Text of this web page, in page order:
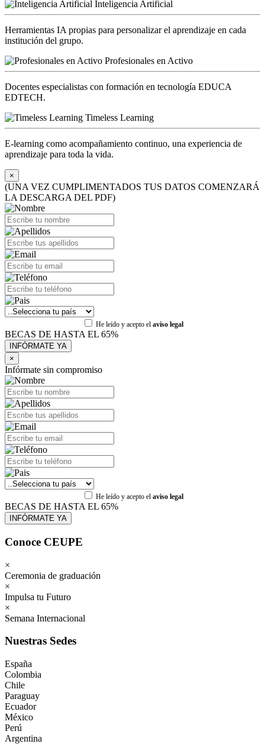
Inteligencia Artificial
Herramientas IA propias para personalizar el aprendizaje en cada
institución del grupo.
Profesionales en Activo
Docentes especialistas con formación en tecnología EDUCA
EDTECH.
Timeless Learning
E-learning como acompañamiento continuo, una experiencia de
aprendizaje para toda la vida.
×
(UNA VEZ CUMPLIMENTADOS TUS DATOS COMENZARÁ
LA DESCARGA DEL PDF)
He leído y acepto el aviso legal
BECAS DE HASTA EL 65%
×
Infórmate sin compromiso
He leído y acepto el aviso legal
BECAS DE HASTA EL 65%
Conoce CEUPE
×
Ceremonia de graduación
×
Impulsa tu Futuro
×
Semana Internacional
Nuestras Sedes
España
Colombia
Chile
Paraguay
Ecuador
México
Perú
Argentina